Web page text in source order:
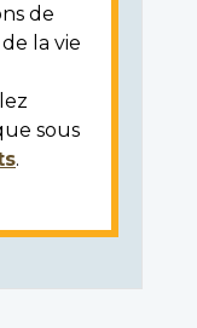
de
la vie
sous
.